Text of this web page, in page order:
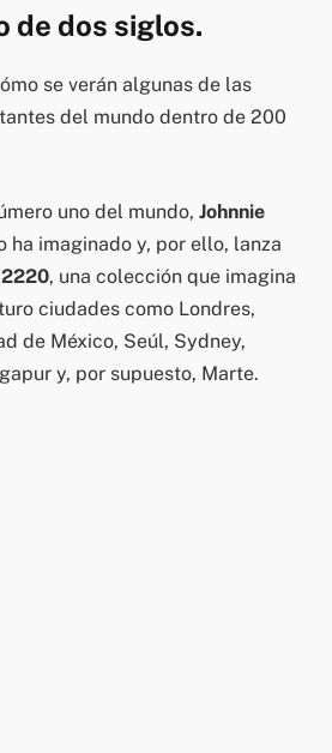
de dos siglos.
se verán algunas de las
del mundo dentro de 200
uno del mundo, Johnnie
ha imaginado y, por ello, lanza
, una colección que imagina
ciudades como Londres,
de México, Seúl, Sydney,
y, por supuesto, Marte.